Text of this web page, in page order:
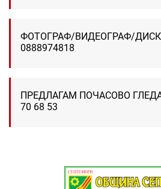
ФОТОГРАФ/ВИДЕОГРАФ/
0888974818
ПРЕДЛАГАМ ПОЧАСОВО
70 68 53